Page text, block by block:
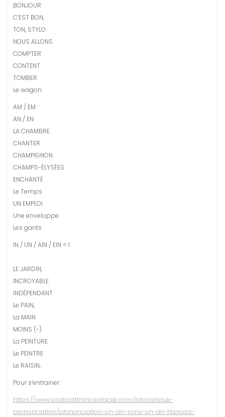
BONJOUR
C’EST BON,
TON, STYLO
NOUS ALLONS
COMPTER
CONTENT
TOMBER
Le wagon
AM / EM
AN / EN
LA CHAMBRE
CHANTER
CHAMPIGNON
CHAMPS-ÉLYSÉES
ENCHANTÉ
Le Temps
UN EMPLOI
Une enveloppe
Les gants
IN / UN / AIN / EIN = 1
LE JARDIN,
INCROYABLE
INDÉPENDANT
Le PAIN,
La MAIN
MOINS (-)
La PEINTURE
Le PEINTRE
Le RAISIN,
Pour s’entrainer :
https://www.podcastfrancaisfacile.com/phonetique-
prononciation/prononciation-on-an-sons-on-an-francais-